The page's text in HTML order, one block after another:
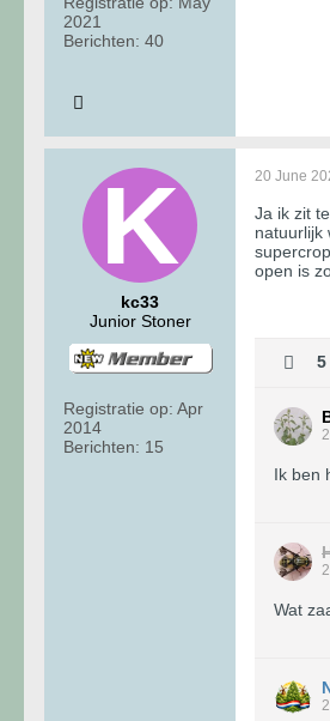
2021
Berichten: 40
kc33
Junior Stoner
Registratie op: Apr
2014
Berichten: 15
20 June
Ja ik zit
natuurlijk
open is
5
Ik ben
Wat